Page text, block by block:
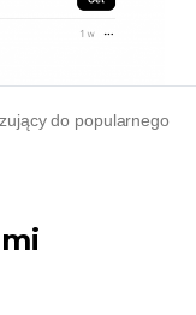
do popularnego